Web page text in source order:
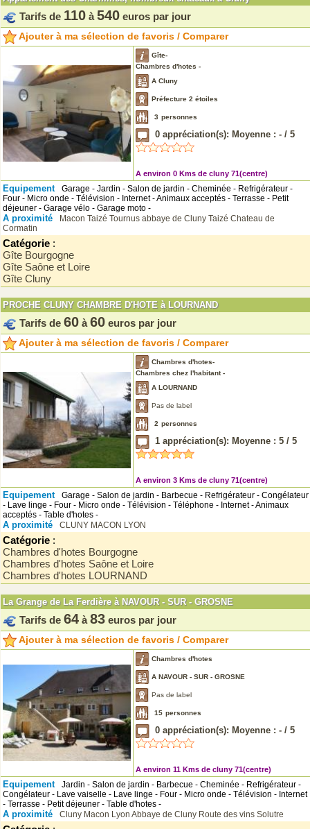
Tarifs de 110 à 540 euros par jour
Ajouter à ma sélection de favoris / Comparer
Gîte-
Chambres d'hotes -
A Cluny
Préfecture 2 étoiles
3 personnes
0 appréciation(s): Moyenne : - / 5
A environ 0 Kms de cluny 71(centre)
Equipement
Garage - Jardin - Salon de jardin - Cheminée - Refrigérateur -
Four - Micro onde - Télévision - Internet - Animaux acceptés - Terrasse - Petit
déjeuner - Garage vélo - Garage moto -
A proximité Macon Taizé Tournus abbaye de Cluny Taizé Chateau de
Cormatin
Catégorie :
Gîte Bourgogne
Gîte Saône et Loire
Gîte Cluny
PROCHE CLUNY CHAMBRE D'HOTE à LOURNAND
Tarifs de 60 à 60 euros par jour
Ajouter à ma sélection de favoris / Comparer
Chambres d'hotes-
Chambres chez l'habitant -
A LOURNAND
Pas de label
2 personnes
1 appréciation(s): Moyenne : 5 / 5
A environ 3 Kms de cluny 71(centre)
Equipement
Garage - Salon de jardin - Barbecue - Refrigérateur - Congélateur
- Lave linge - Four - Micro onde - Télévision - Téléphone - Internet - Animaux
acceptés - Table d'hotes -
A proximité CLUNY MACON LYON
Catégorie :
Chambres d'hotes Bourgogne
Chambres d'hotes Saône et Loire
Chambres d'hotes LOURNAND
La Grange de La Ferdière à NAVOUR - SUR - GROSNE
Tarifs de 64 à 83 euros par jour
Ajouter à ma sélection de favoris / Comparer
Chambres d'hotes
A NAVOUR - SUR - GROSNE
Pas de label
15 personnes
0 appréciation(s): Moyenne : - / 5
A environ 11 Kms de cluny 71(centre)
Equipement
Jardin - Salon de jardin - Barbecue - Cheminée - Refrigérateur -
Congélateur - Lave vaiselle - Lave linge - Four - Micro onde - Télévision - Internet
- Terrasse - Petit déjeuner - Table d'hotes -
A proximité Cluny Macon Lyon Abbaye de Cluny Route des vins Solutre